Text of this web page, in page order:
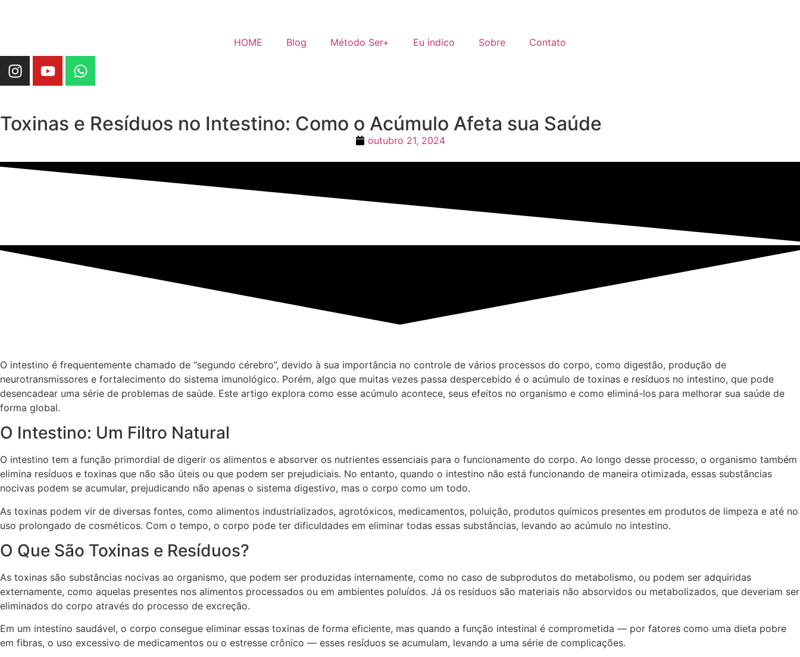
HOME Blog Método Ser+ Eu indico Sobre Contato
Toxinas e Resíduos no Intestino: Como o Acúmulo Afeta sua Saúde
outubro 21, 2024
O intestino é frequentemente chamado de “segundo cérebro”, devido à sua importância no controle de vários processos do corpo, como digestão, produção de
neurotransmissores e fortalecimento do sistema imunológico. Porém, algo que muitas vezes passa despercebido é o acúmulo de toxinas e resíduos no intestino, que pode
desencadear uma série de problemas de saúde. Este artigo explora como esse acúmulo acontece, seus efeitos no organismo e como eliminá-los para melhorar sua saúde de
forma global.
O Intestino: Um Filtro Natural
O intestino tem a função primordial de digerir os alimentos e absorver os nutrientes essenciais para o funcionamento do corpo. Ao longo desse processo, o organismo também
elimina resíduos e toxinas que não são úteis ou que podem ser prejudiciais. No entanto, quando o intestino não está funcionando de maneira otimizada, essas substâncias
nocivas podem se acumular, prejudicando não apenas o sistema digestivo, mas o corpo como um todo.
As toxinas podem vir de diversas fontes, como alimentos industrializados, agrotóxicos, medicamentos, poluição, produtos químicos presentes em produtos de limpeza e até no
uso prolongado de cosméticos. Com o tempo, o corpo pode ter dificuldades em eliminar todas essas substâncias, levando ao acúmulo no intestino.
O Que São Toxinas e Resíduos?
As toxinas são substâncias nocivas ao organismo, que podem ser produzidas internamente, como no caso de subprodutos do metabolismo, ou podem ser adquiridas
externamente, como aquelas presentes nos alimentos processados ou em ambientes poluídos. Já os resíduos são materiais não absorvidos ou metabolizados, que deveriam ser
eliminados do corpo através do processo de excreção.
Em um intestino saudável, o corpo consegue eliminar essas toxinas de forma eficiente, mas quando a função intestinal é comprometida — por fatores como uma dieta pobre
em fibras, o uso excessivo de medicamentos ou o estresse crônico — esses resíduos se acumulam, levando a uma série de complicações.